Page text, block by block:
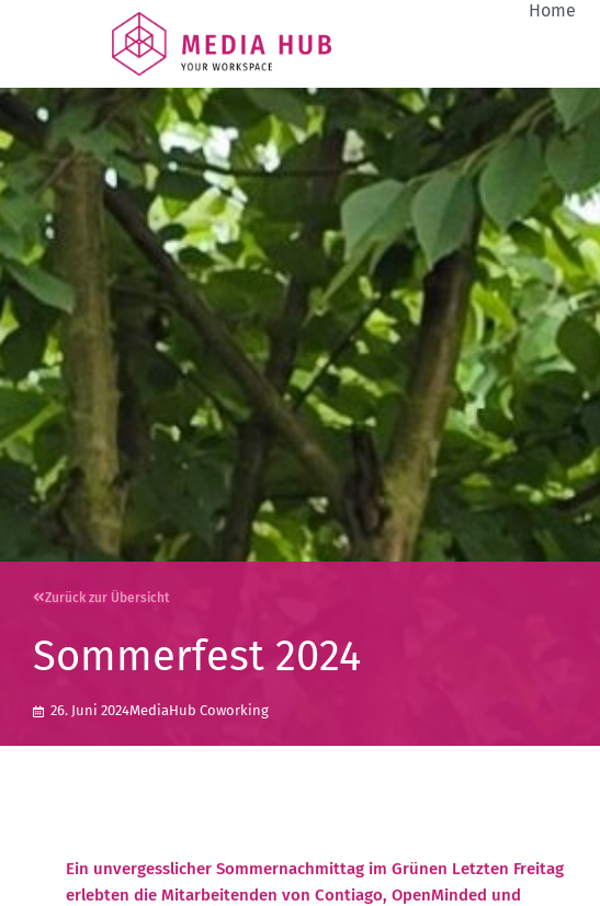
Home
Zurück zur Übersicht
Sommerfest 2024
26. Juni 2024MediaHub Coworking
Ein unvergesslicher Sommernachmittag im Grünen Letzten Freitag
erlebten die Mitarbeitenden von Contiago, OpenMinded und